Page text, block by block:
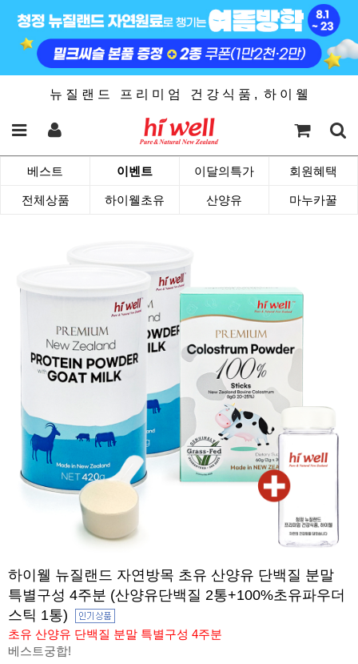
뉴 질 랜 드 프 리 미 엄 건 강 식 품 , 하 이 웰
베스트 이벤트 이달의특가 회원혜택
전체상품 하이웰초유 산양유 마누카꿀
하이웰 뉴질랜드 자연방목 초유 산양유 단백질 분말
특별구성 4주분 (산양유단백질 2통+100%초유파우더
스틱 1통)
초유 산양유 단백질 분말 특별구성 4주분
베스트궁합!